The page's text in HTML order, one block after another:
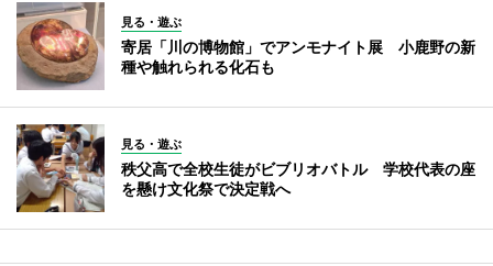
見る・遊ぶ
寄居「川の博物館」でアンモナイト展 小鹿野の新
種や触れられる化石も
見る・遊ぶ
秩父高で全校生徒がビブリオバトル 学校代表の座
を懸け文化祭で決定戦へ